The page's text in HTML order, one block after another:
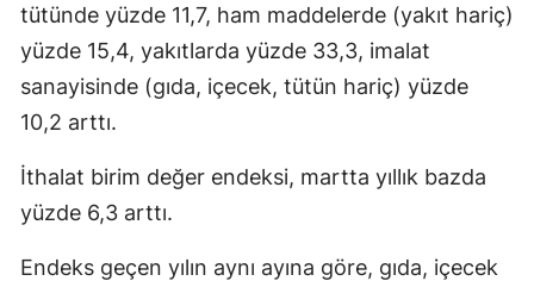
tütünde yüzde 11,7, ham maddelerde (yakıt hariç)
yüzde 15,4, yakıtlarda yüzde 33,3, imalat
sanayisinde (gıda, içecek, tütün hariç) yüzde
10,2 arttı.
İthalat birim değer endeksi, martta yıllık bazda
yüzde 6,3 arttı.
Endeks geçen yılın aynı ayına göre, gıda, içecek